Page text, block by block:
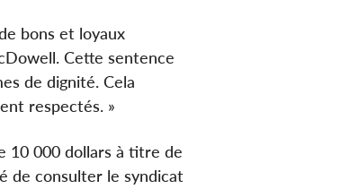
bons et loyaux
Cette sentence
de dignité. Cela
respectés. »
10 000 dollars à titre de
de consulter le syndicat